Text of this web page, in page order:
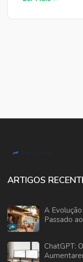
procurando por
ARTIGOS
A
Passado
ChatGPT: